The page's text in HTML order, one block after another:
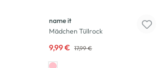
name it
Mädchen Tüllrock
9,99 € 17,99 €